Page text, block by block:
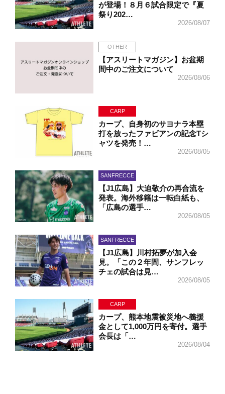
が登場！８月６試合限定で『夏
祭り202…
2026/08/07
OTHER
【アスリートマガジン】お盆期
間中のご注文について
2026/08/06
CARP
カープ、自身初のサヨナラ本塁
打を放ったファビアンの記念Tシ
ャツを発売！…
2026/08/05
SANFRECCE
【J1広島】大迫敬介の再合流を
発表。海外移籍は一転白紙も、
「広島の選手…
2026/08/05
SANFRECCE
【J1広島】川村拓夢が加入会
見。「この２年間、サンフレッ
チェの試合は見…
2026/08/05
CARP
カープ、熊本地震被災地へ義援
金として1,000万円を寄付。選手
会長は「…
2026/08/04